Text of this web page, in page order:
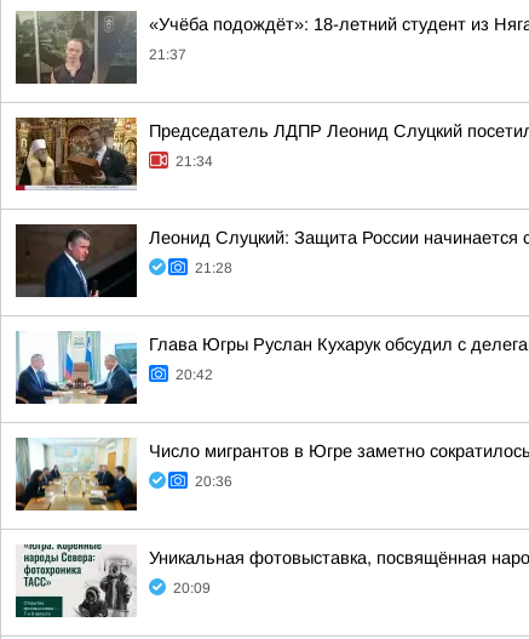
«Учёба подождёт»: 18-летний студент из
21:37
Председатель ЛДПР Леонид Слуцкий
21:34
Леонид Слуцкий: Защита России начинается
21:28
Глава Югры Руслан Кухарук обсудил с
20:42
Число мигрантов в Югре заметно сократилось
20:36
Уникальная фотовыставка, посвящённая
20:09